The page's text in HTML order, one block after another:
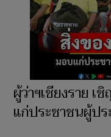
ผู้ว่าฯเชียงราย
แก่ประชาชนผู้ป